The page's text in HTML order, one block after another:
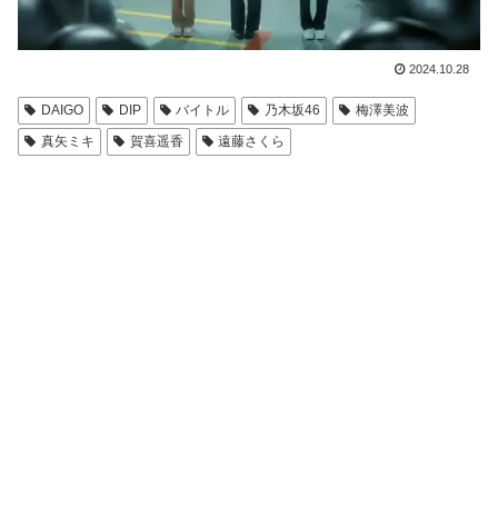
2024.10.28
DAIGO DIP バイトル 乃木坂46
梅澤美波
真矢ミキ
賀喜遥香 遠藤さくら